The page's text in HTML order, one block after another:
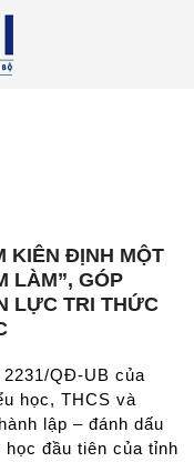
KIÊN ĐỊNH MỘT
LÀM”, GÓP
LỰC TRI THỨC
QĐ-UB của
học, THCS và
lập – đánh dấu
đầu tiên của tỉnh